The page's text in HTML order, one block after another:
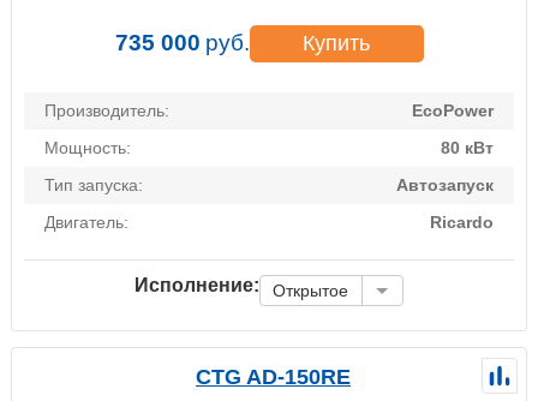
735 000 руб. Купить
Производитель:
EcoPower
Мощность:
80 кВт
Тип запуска:
Автозапуск
Двигатель:
Ricardo
Исполнение: Открытое
CTG AD-150RE